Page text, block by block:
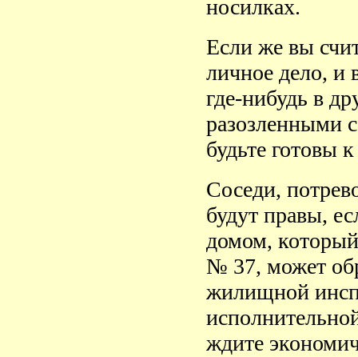
носилках.
Если же вы
личное дело, и
где-нибудь в
разозленными
будьте готовы
Соседи,
будут правы,
домом,
№ 37, может
жилищной
ждите